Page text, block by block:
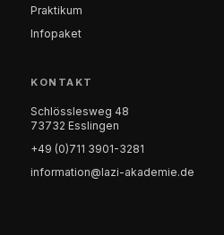
Praktikum
Infopaket
KONTAKT
Schlösslesweg 48
73732 Esslingen
+49 (0)711 3901-3281
information@lazi-akademie.de